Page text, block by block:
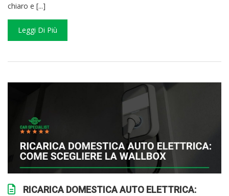
chiaro e [...]
Leggi Di Più
RICARICA DOMESTICA AUTO ELETTRICA: